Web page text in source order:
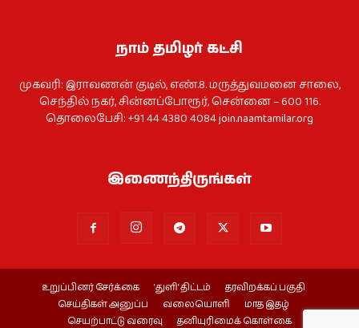
நாம் தமிழர் கட்சி
முகவரி: இராவணன் குடில், எண்.8. மருத்துவமனை சாலை,
செந்தில் நகர், சின்னப்போரூர், சென்னை – 600 116.
தொலைபேசி: +91 44 4380 4084join.naamtamilar.org
இணைந்திருங்கள்
உறுப்பினர் சேர்க்கை ‘துளி’ திட்டம்
தரவிறக்கப் பகுதி
செய்திகள் அனுப்ப
வலையொளி
மாத இதழ்
செயற்பாட்டு வரைவு
தனியுரிமைக் கொள்கை